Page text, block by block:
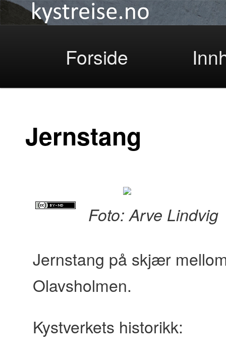
Skip
primary
Forside
Jernstang
Foto: Arve Lindvig
Jernstang på skjær
Olavsholmen.
Kystverkets historikk: